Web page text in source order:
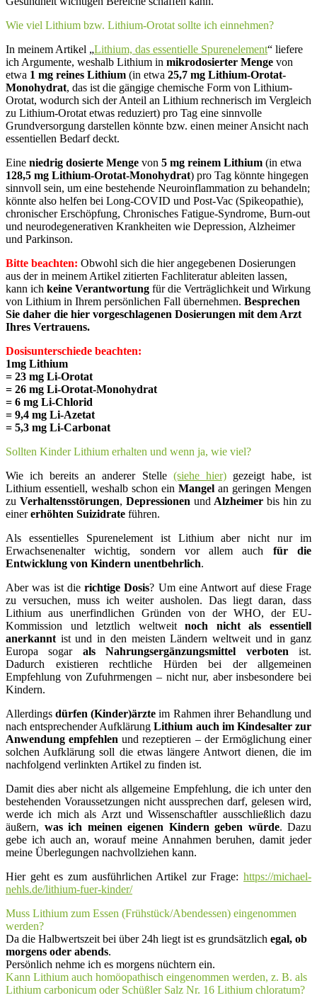
Wie viel Lithium bzw. Lithium-Orotat sollte ich einnehmen?
In meinem Artikel „Lithium, das essentielle Spurenelement“ liefere
ich Argumente, weshalb Lithium in mikrodosierter Menge von
etwa 1 mg reines Lithium (in etwa 25,7 mg Lithium-Orotat-
Monohydrat, das ist die gängige chemische Form von Lithium-
Orotat, wodurch sich der Anteil an Lithium rechnerisch im Vergleich
zu Lithium-Orotat etwas reduziert) pro Tag eine sinnvolle
Grundversorgung darstellen könnte bzw. einen meiner Ansicht nach
essentiellen Bedarf deckt.
Eine niedrig dosierte Menge von 5 mg reinem Lithium (in etwa
128,5 mg Lithium-Orotat-Monohydrat) pro Tag könnte hingegen
sinnvoll sein, um eine bestehende Neuroinflammation zu behandeln;
könnte also helfen bei Long-COVID und Post-Vac (Spikeopathie),
chronischer Erschöpfung, Chronisches Fatigue-Syndrome, Burn-out
und neurodegenerativen Krankheiten wie Depression, Alzheimer
und Parkinson.
Bitte beachten: Obwohl sich die hier angegebenen Dosierungen
aus der in meinem Artikel zitierten Fachliteratur ableiten lassen,
kann ich keine Verantwortung für die Verträglichkeit und Wirkung
von Lithium in Ihrem persönlichen Fall übernehmen. Besprechen
Sie daher die hier vorgeschlagenen Dosierungen mit dem Arzt
Ihres Vertrauens.
Dosisunterschiede beachten:
1mg Lithium
= 23 mg Li-Orotat
= 26 mg Li-Orotat-Monohydrat
= 6 mg Li-Chlorid
= 9,4 mg Li-Azetat
= 5,3 mg Li-Carbonat
Sollten Kinder Lithium erhalten und wenn ja, wie viel?
Wie ich bereits an anderer Stelle (siehe hier)gezeigt habe, ist
Lithium essentiell, weshalb schon ein Mangel an geringen Mengen
zu Verhaltensstörungen, Depressionen und Alzheimer bis hin zu
einererhöhten Suizidrate führen.
Als essentielles Spurenelement ist Lithium aber nicht nur im
Erwachsenenalter wichtig, sondern vor allem auch für die
Entwicklung von Kindern unentbehrlich.
Aber was ist dierichtige Dosis? Um eine Antwort auf diese Frage
zu versuchen, muss ich weiter ausholen. Das liegt daran, dass
Lithium aus unerfindlichen Gründen von der WHO, der EU-
Kommission und letztlich weltweitnoch nicht als essentiell
anerkannt ist und in den meisten Ländern weltweit und in ganz
Europa sogar als Nahrungsergänzungsmittel verboten ist.
Dadurch existieren rechtliche Hürden bei der allgemeinen
Empfehlung von Zufuhrmengen – nicht nur, aber insbesondere bei
Kindern.
Allerdingsdürfen (Kinder)ärzte im Rahmen ihrer Behandlung und
nach entsprechender AufklärungLithium auch im Kindesalter zur
Anwendung empfehlen und rezeptieren – der Ermöglichung einer
solchen Aufklärung soll die etwas längere Antwort dienen, die im
nachfolgend verlinkten Artikel zu finden ist.
Damit dies aber nicht als allgemeine Empfehlung, die ich unter den
bestehenden Voraussetzungen nicht aussprechen darf, gelesen wird,
werde ich mich als Arzt und Wissenschaftler ausschließlich dazu
äußern, was ich meinen eigenen Kindern geben würde. Dazu
gebe ich auch an, worauf meine Annahmen beruhen, damit jeder
meine Überlegungen nachvollziehen kann.
Hier geht es zum ausführlichen Artikel zur Frage: https://michael-
nehls.de/lithium-fuer-kinder/
Muss Lithium zum Essen (Frühstück/Abendessen) eingenommen
werden?
Da die Halbwertszeit bei über 24h liegt ist es grundsätzlich egal, ob
morgens oder abends.
Persönlich nehme ich es morgens nüchtern ein.
Kann Lithium auch homöopathisch eingenommen werden, z. B. als
Lithium carbonicum oder Schüßler Salz Nr. 16 Lithium chloratum?